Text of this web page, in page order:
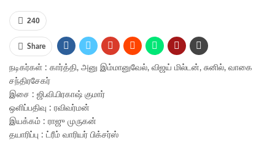
240
Share
நடிகர்கள் : கார்த்தி, அனு இம்மானுவேல், விஜய் மில்டன், சுனில், வாகை
சந்திரசேகர்
இசை : ஜி.வி.பிரகாஷ் குமார்
ஒளிப்பதிவு : ரவிவர்மன்
இயக்கம் : ராஜு முருகன்
தயாரிப்பு : ட்ரீம் வாரியர் பிக்சர்ஸ்